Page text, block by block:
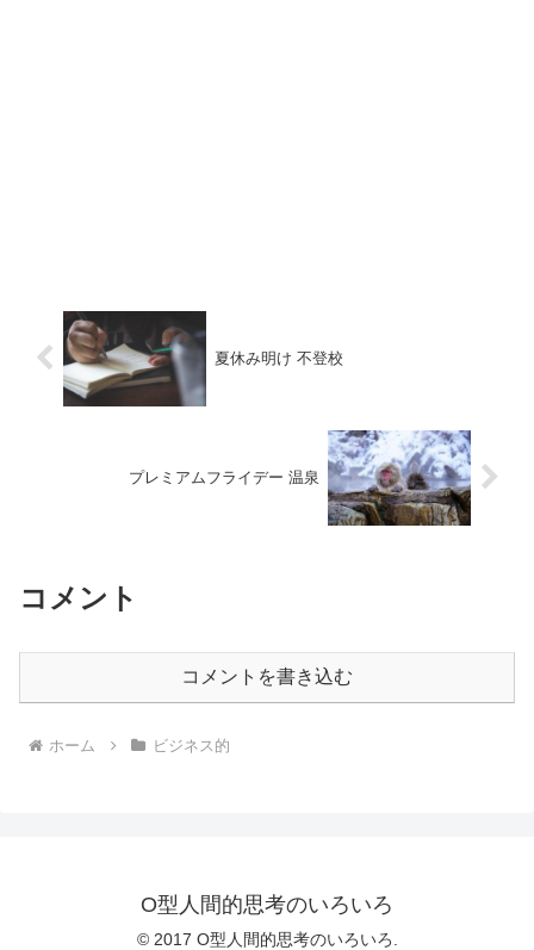
夏休み明け 不登校
プレミアムフライデー 温泉
コメント
コメントを書き込む
ホーム ビジネス的
O型人間的思考のいろいろ
© 2017 O型人間的思考のいろいろ.